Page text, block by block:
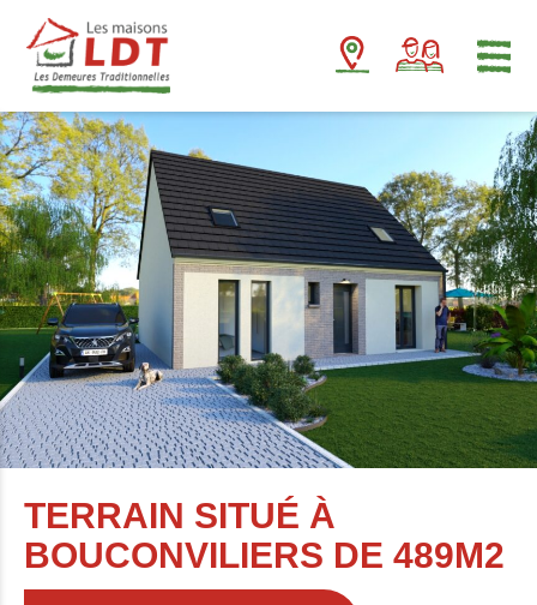
TERRAIN SITUÉ À
BOUCONVILIERS DE 489M2